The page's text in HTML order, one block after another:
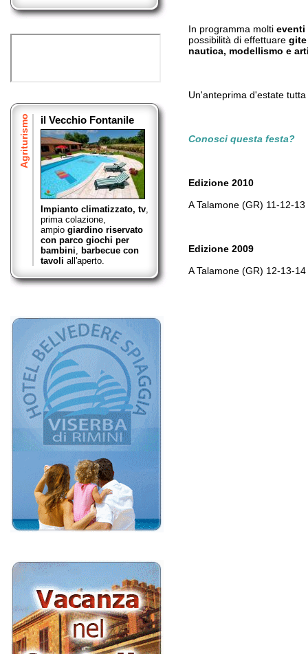
Agriturismo il Vecchio Fontanile
Impianto climatizzato, tv,
prima colazione,
ampio giardino riservato
con parco giochi per
bambini, barbecue con
tavoli all'aperto.
In programma molti
possibilità di effettuare
nautica, modellismo e
Un'anteprima d'estate
Conosci questa festa?
Edizione 2010
A Talamone (GR) 11-12-
Edizione 2009
A Talamone (GR) 12-13-